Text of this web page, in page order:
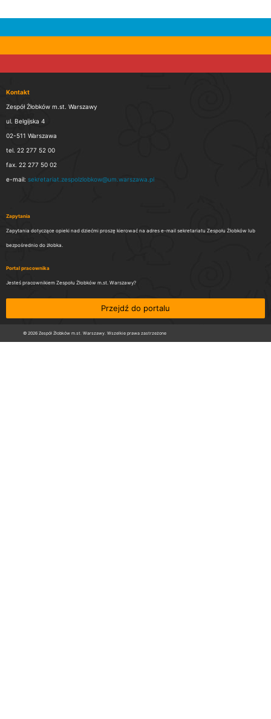
Kontakt
Zespół Żłobków m.st. Warszawy
ul. Belgijska 4
02-511 Warszawa
tel. 22 277 52 00
fax. 22 277 50 02
e-mail: sekretariat.zespolzlobkow@um.warszawa.pl
Zapytania
Zapytania dotyczące opieki nad dziećmi proszę kierować na adres e-mail sekretariatu Zespołu Żłobków lub
bezpośrednio do żłobka.
Portal pracownika
Jesteś pracownikiem Zespołu Żłobków m.st. Warszawy?
Przejdź do portalu
© 2026 Zespół Żłobków m.st. Warszawy. Wszelkie prawa zastrzeżone